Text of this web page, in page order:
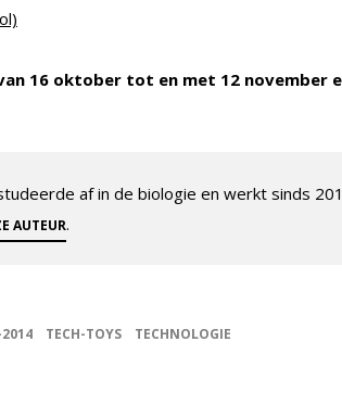
16 oktober tot en met 12 november
af in de biologie en werkt sinds
AUTEUR.
2014 TECH-TOYS TECHNOLOGIE